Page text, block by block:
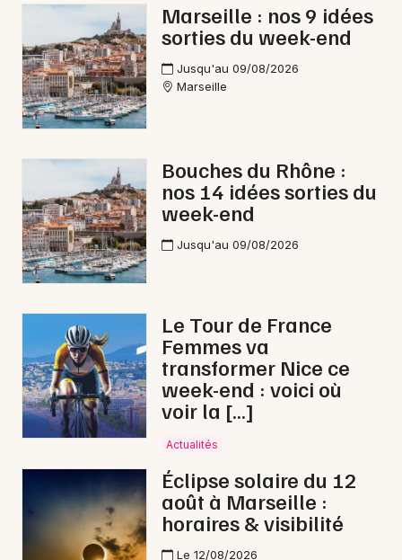
Marseille : nos 9 idées
sorties du week-end
Jusqu'au 09/08/2026
Marseille
Bouches du Rhône :
nos 14 idées sorties du
week-end
Jusqu'au 09/08/2026
Le Tour de France
Femmes va
transformer Nice ce
week-end : voici où
voir la […]
Actualités
Éclipse solaire du 12
août à Marseille :
horaires & visibilité
Le 12/08/2026